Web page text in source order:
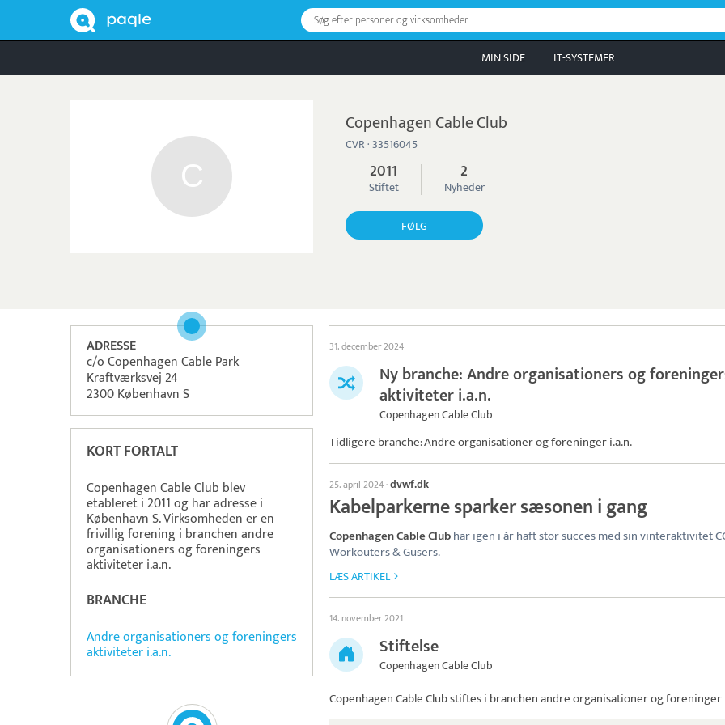
Søg efter personer og virksomheder
MIN SIDE IT-SYSTEMER
Copenhagen Cable Club
CVR · 33516045
2011
Stiftet
2
Nyheder
FØLG
ADRESSE
c/o Copenhagen Cable Park
Kraftværksvej 24
2300 København S
KORT FORTALT
Copenhagen Cable Club blev
etableret i 2011 og har adresse i
København S. Virksomheden er en
frivillig forening i branchen andre
organisationers og foreningers
aktiviteter i.a.n.
BRANCHE
Andre organisationers og foreningers
aktiviteter i.a.n.
31. december 2024
Ny branche: Andre organisationers og
aktiviteter i.a.n.
Copenhagen Cable Club
Tidligere branche: Andre organisationer og foreninger i.a.n.
25. april 2024·dvwf.dk
Kabelparkerne sparker sæsonen i gang
Copenhagen Cable Clubhar igen i år haft stor succes med sin vinteraktivitet
Workouters & Gusers.
LÆS ARTIKEL
14. november 2021
Stiftelse
Copenhagen Cable Club
Copenhagen Cable Clubstiftes i branchen andre organisationer og foreninger